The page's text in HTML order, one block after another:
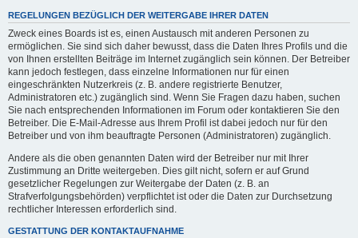
REGELUNGEN BEZÜGLICH DER WEITERGABE IHRER DATEN
Zweck eines Boards ist es, einen Austausch mit anderen Personen zu
ermöglichen. Sie sind sich daher bewusst, dass die Daten Ihres Profils und die
von Ihnen erstellten Beiträge im Internet zugänglich sein können. Der Betreiber
kann jedoch festlegen, dass einzelne Informationen nur für einen
eingeschränkten Nutzerkreis (z. B. andere registrierte Benutzer,
Administratoren etc.) zugänglich sind. Wenn Sie Fragen dazu haben, suchen
Sie nach entsprechenden Informationen im Forum oder kontaktieren Sie den
Betreiber. Die E-Mail-Adresse aus Ihrem Profil ist dabei jedoch nur für den
Betreiber und von ihm beauftragte Personen (Administratoren) zugänglich.
Andere als die oben genannten Daten wird der Betreiber nur mit Ihrer
Zustimmung an Dritte weitergeben. Dies gilt nicht, sofern er auf Grund
gesetzlicher Regelungen zur Weitergabe der Daten (z. B. an
Strafverfolgungsbehörden) verpflichtet ist oder die Daten zur Durchsetzung
rechtlicher Interessen erforderlich sind.
GESTATTUNG DER KONTAKTAUFNAHME